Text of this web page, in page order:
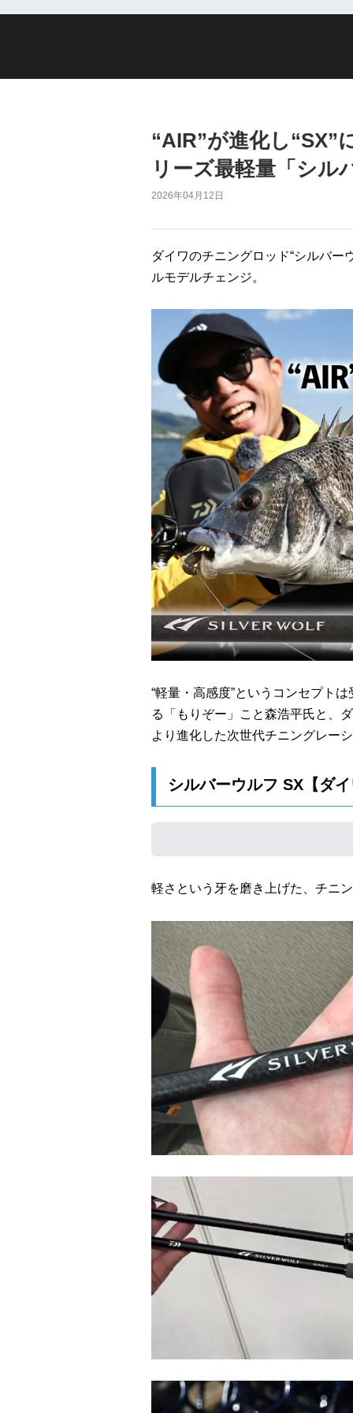
“AIR”が進化し“SX”
リーズ最軽量「シル
2026年04月12日
ダイワのチニングロッド“シルバー
ルモデルチェンジ。
“軽量・高感度”というコンセプト
る「もりぞー」こと森浩平氏と、
より進化した次世代チニングレー
シルバーウルフ SX【ダ
軽さという牙を磨き上げた、チニ